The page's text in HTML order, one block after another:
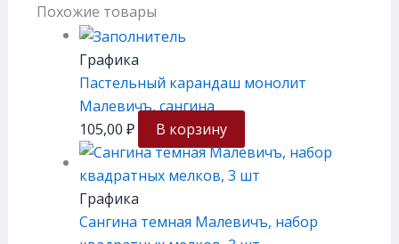
Похожие товары
Графика
Пастельный карандаш монолит
Малевичъ, сангина
105,00 ₽ В корзину
Графика
Сангина темная Малевичъ, набор